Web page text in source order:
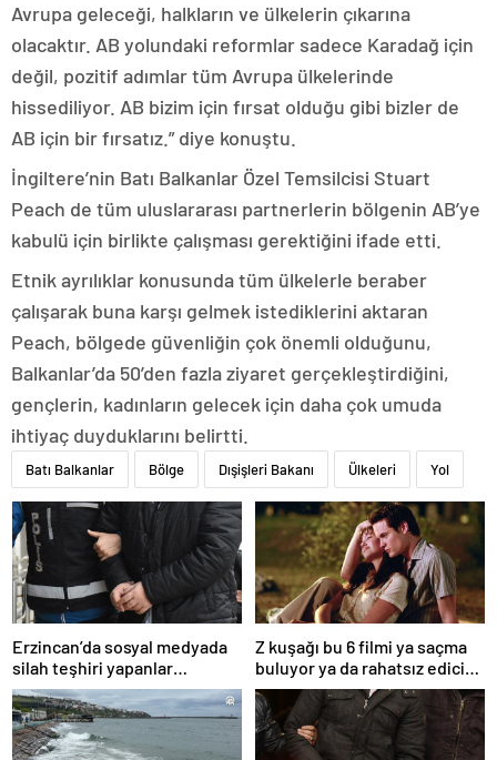
Avrupa geleceği, halkların ve ülkelerin çıkarına
olacaktır. AB yolundaki reformlar sadece Karadağ için
değil, pozitif adımlar tüm Avrupa ülkelerinde
hissediliyor. AB bizim için fırsat olduğu gibi bizler de
AB için bir fırsatız.” diye konuştu.
İngiltere’nin Batı Balkanlar Özel Temsilcisi Stuart
Peach de tüm uluslararası partnerlerin bölgenin AB’ye
kabulü için birlikte çalışması gerektiğini ifade etti.
Etnik ayrılıklar konusunda tüm ülkelerle beraber
çalışarak buna karşı gelmek istediklerini aktaran
Peach, bölgede güvenliğin çok önemli olduğunu,
Balkanlar’da 50’den fazla ziyaret gerçekleştirdiğini,
gençlerin, kadınların gelecek için daha çok umuda
ihtiyaç duyduklarını belirtti.
Batı Balkanlar Bölge Dışişleri Bakanı Ülkeleri Yol
Erzincan’da sosyal medyada
silah teşhiri yapanlar
yakalandı
Z kuşağı bu 6 filmi ya saçma
buluyor ya da rahatsız edici
ve toksik!